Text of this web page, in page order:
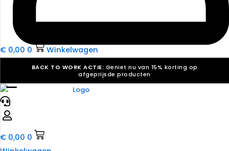
€ 0,00 0 Winkelwagen
BACK TO WORK ACTIE: Geniet nu van 15% korting op
afgeprijsde producten
Verkiezingsdrukwerk nodig? Maak indruk, win stemmen.
☰
€ 0,00 0